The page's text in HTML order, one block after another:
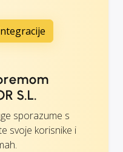
S.L.
sporazume s
svoje korisnike i